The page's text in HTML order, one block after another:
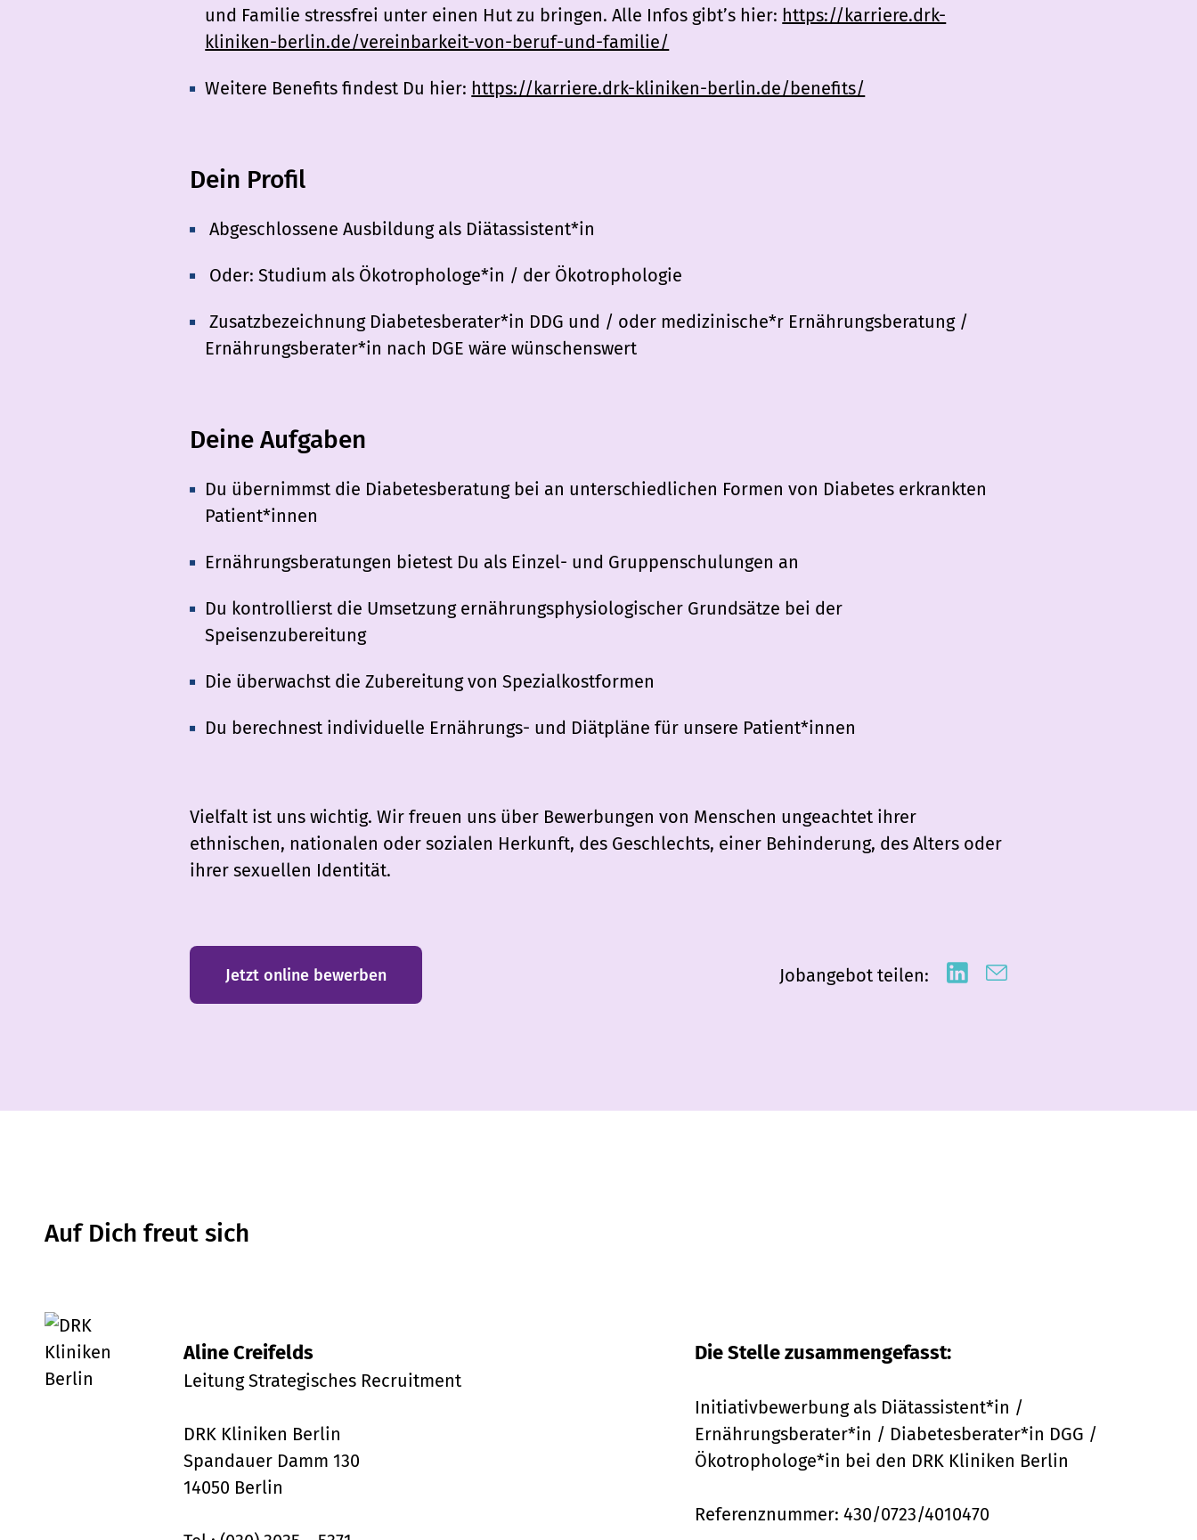
und Familie stressfrei unter einen Hut zu bringen. Alle Infos gibt’s hier: https://karriere.drk-
kliniken-berlin.de/vereinbarkeit-von-beruf-und-familie/
Weitere Benefits findest Du hier: https://karriere.drk-kliniken-berlin.de/benefits/
Dein Profil
Abgeschlossene Ausbildung als Diätassistent*in
Oder: Studium als Ökotrophologe*in / der Ökotrophologie
Zusatzbezeichnung Diabetesberater*in DDG und / oder medizinische*r Ernährungsberatung /
Ernährungsberater*in nach DGE wäre wünschenswert
Deine Aufgaben
Du übernimmst die Diabetesberatung bei an unterschiedlichen Formen von Diabetes erkrankten
Patient*innen
Ernährungsberatungen bietest Du als Einzel- und Gruppenschulungen an
Du kontrollierst die Umsetzung ernährungsphysiologischer Grundsätze bei der
Speisenzubereitung
Die überwachst die Zubereitung von Spezialkostformen
Du berechnest individuelle Ernährungs- und Diätpläne für unsere Patient*innen
Vielfalt ist uns wichtig. Wir freuen uns über Bewerbungen von Menschen ungeachtet ihrer
ethnischen, nationalen oder sozialen Herkunft, des Geschlechts, einer Behinderung, des Alters oder
ihrer sexuellen Identität.
Jetzt online bewerben Jobangebot teilen:
Auf Dich freut sich
Aline Creifelds
Leitung Strategisches Recruitment
DRK Kliniken Berlin
Spandauer Damm 130
14050 Berlin
Die Stelle zusammengefasst:
Initiativbewerbung als Diätassistent*in /
Ernährungsberater*in / Diabetesberater*in DGG /
Ökotrophologe*in bei den DRK Kliniken Berlin
Referenznummer: 430/0723/4010470